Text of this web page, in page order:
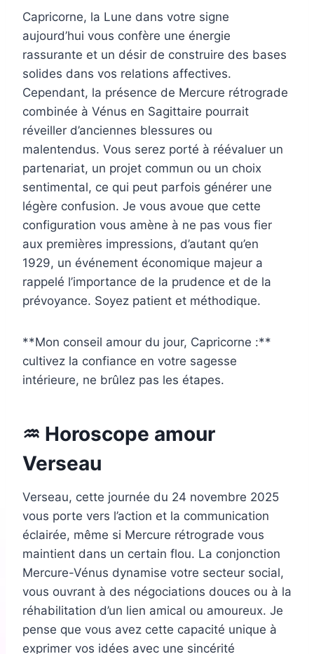
Capricorne, la Lune dans votre signe
aujourd’hui vous confère une énergie
rassurante et un désir de construire des bases
solides dans vos relations affectives.
Cependant, la présence de Mercure rétrograde
combinée à Vénus en Sagittaire pourrait
réveiller d’anciennes blessures ou
malentendus. Vous serez porté à réévaluer un
partenariat, un projet commun ou un choix
sentimental, ce qui peut parfois générer une
légère confusion. Je vous avoue que cette
configuration vous amène à ne pas vous fier
aux premières impressions, d’autant qu’en
1929, un événement économique majeur a
rappelé l’importance de la prudence et de la
prévoyance. Soyez patient et méthodique.
**Mon conseil amour du jour, Capricorne :**
cultivez la confiance en votre sagesse
intérieure, ne brûlez pas les étapes.
♒ Horoscope amour
Verseau
Verseau, cette journée du 24 novembre 2025
vous porte vers l’action et la communication
éclairée, même si Mercure rétrograde vous
maintient dans un certain flou. La conjonction
Mercure-Vénus dynamise votre secteur social,
vous ouvrant à des négociations douces ou à la
réhabilitation d’un lien amical ou amoureux. Je
pense que vous avez cette capacité unique à
exprimer vos idées avec une sincérité